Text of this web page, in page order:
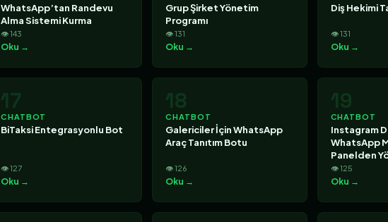
WhatsApp’tan Randevu
Alma Sistemi Kurma
👁 143
Oku →
Grup Şirket Yönetim
Programı
👁 131
Oku →
Diş Hekimi
👁 131
Oku →
17
CHATBOT
BiTaksi Entegrasyonlu Bot
👁 127
Oku →
18
CHATBOT
Galericiler İçin WhatsApp
Araç Tanıtım Botu
👁 126
Oku →
19
CHATBOT
Instagram
WhatsApp
Panelden
👁 125
Oku →